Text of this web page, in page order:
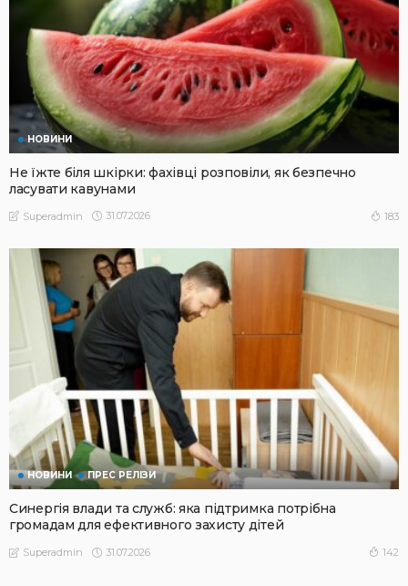
НОВИНИ
Не їжте біля шкірки: фахівці розповіли, як безпечно
ласувати кавунами
Superadmin 31.07.2026 183
НОВИНИ ПРЕС РЕЛІЗИ
Синергія влади та служб: яка підтримка потрібна
громадам для ефективного захисту дітей
Superadmin 31.07.2026 142